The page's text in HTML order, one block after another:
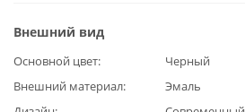
Внешний вид
Основной цвет
Черный
Внешний материал
Эмаль